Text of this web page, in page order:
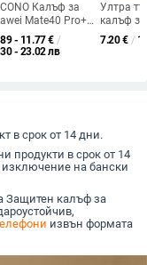
Калъф за
Mate40 Pro+ с
защита и
PU кожа,
- 11.77€ /
- 23.02 лв
Ултра
калъф
17
на
7.20€ /
в срок от 14 дни.
продукти в срок от 14
изключение на бански
Защитен калъф за
извън формата